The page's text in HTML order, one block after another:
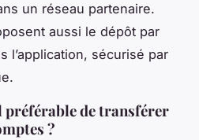
un réseau partenaire.
aussi le dépôt par
l’application, sécurisé par
de transférer
?